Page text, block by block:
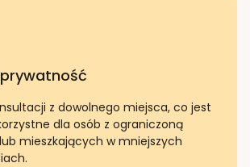
z dowolnego miejsca, co jest
dla osób z ograniczoną
mieszkających w mniejszych